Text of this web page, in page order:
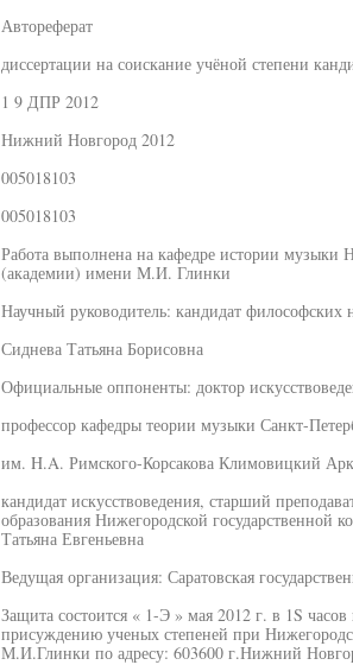
Автореферат
диссертации на соискание учёной степени
1 9 ДПР 2012
Нижний Новгород 2012
005018103
005018103
Работа выполнена на кафедре истории музыки
(академии) имени М.И. Глинки
Научный руководитель: кандидат философских
Сиднева Татьяна Борисовна
Официальные оппоненты: доктор
профессор кафедры теории музыки Санкт-
им. H.A. Римского-Корсакова Климовицкий
кандидат искусствоведения, старший
образования Нижегородской
Татьяна Евгеньевна
Ведущая организация: Саратовская
Защита состоится « 1-Э » мая 2012 г. в 1S
присуждению ученых степеней при
М.И.Глинки по адресу: 603600 г.Нижний